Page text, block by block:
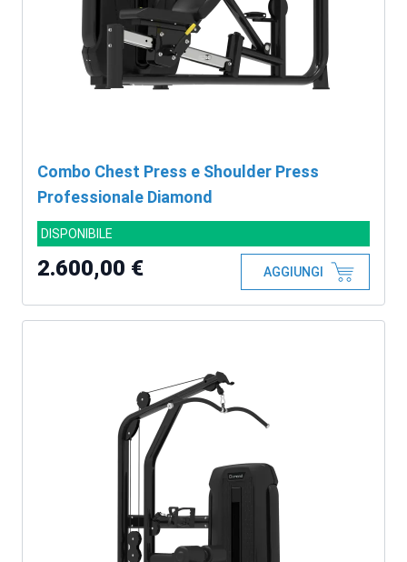
Combo Chest Press e Shoulder Press
Professionale Diamond
DISPONIBILE
2.600,00 € AGGIUNGI